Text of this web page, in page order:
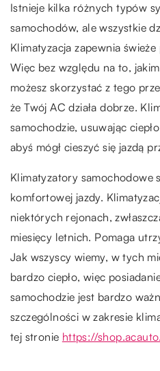
Istnieje kilka różnych typów
samochodów, ale wszystkie
Klimatyzacja zapewnia świeże
Więc bez względu na to,
możesz skorzystać z tego
że Twój AC działa dobrze.
samochodzie, usuwając
abyś mógł cieszyć się jazdą
Klimatyzatory samochodowe
komfortowej jazdy.
niektórych rejonach,
miesięcy letnich. Pomaga
Jak wszyscy wiemy, w tych
bardzo ciepło, więc
samochodzie jest bardzo
szczególności w zakresie
tej stronie https://